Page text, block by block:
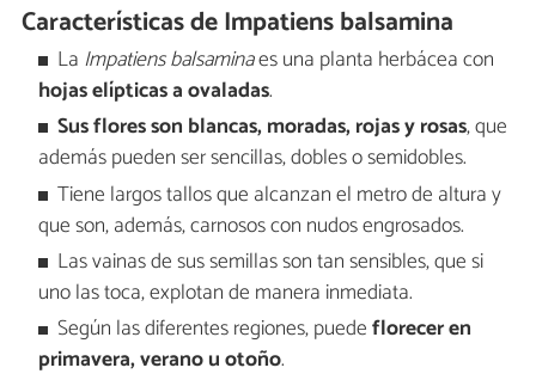
Características de Impatiens balsamina
La Impatiens balsaminaes una planta herbácea con
hojas elípticas a ovaladas.
Sus flores son blancas, moradas, rojas y rosas, que
además pueden ser sencillas, dobles o semidobles.
Tiene largos tallos que alcanzan el metro de altura y
que son, además, carnosos con nudos engrosados.
Las vainas de sus semillas son tan sensibles, que si
uno las toca, explotan de manera inmediata.
Según las diferentes regiones, puedeflorecer en
primavera, verano u otoño.